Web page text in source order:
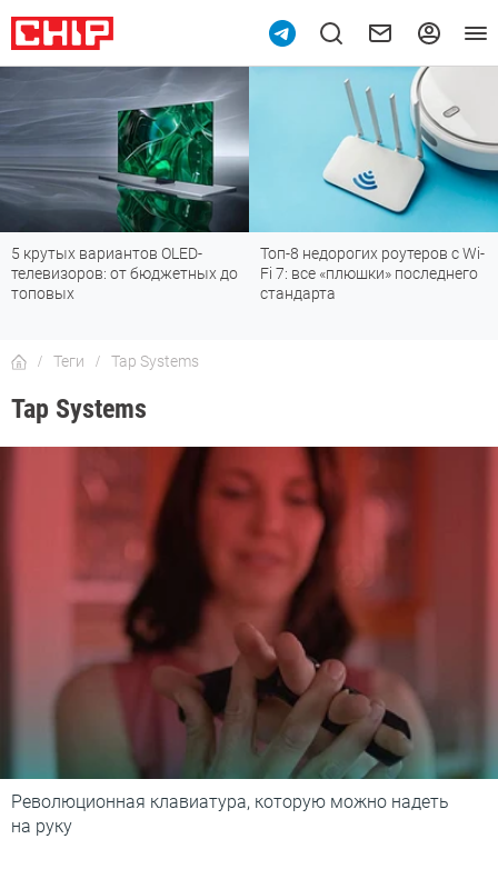
5 крутых вариантов OLED-
телевизоров: от бюджетных до
топовых
Топ-8 недорогих роутеров с Wi-
Fi 7: все «плюшки» последнего
стандарта
Теги Tap Systems
Tap Systems
Революционная клавиатура, которую можно надеть
на руку